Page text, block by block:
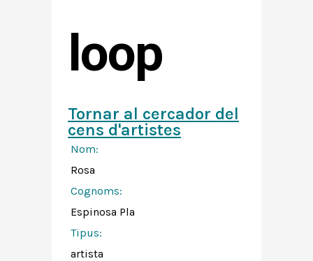
loop
Tornar al cercador del
cens d'artistes
Nom:
Rosa
Cognoms:
Espinosa Pla
Tipus:
artista